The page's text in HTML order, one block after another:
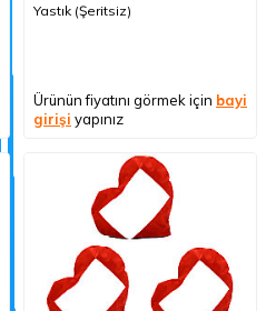
Yastık (Şeritsiz)
Ürünün fiyatını görmek için bayi
girişi yapınız